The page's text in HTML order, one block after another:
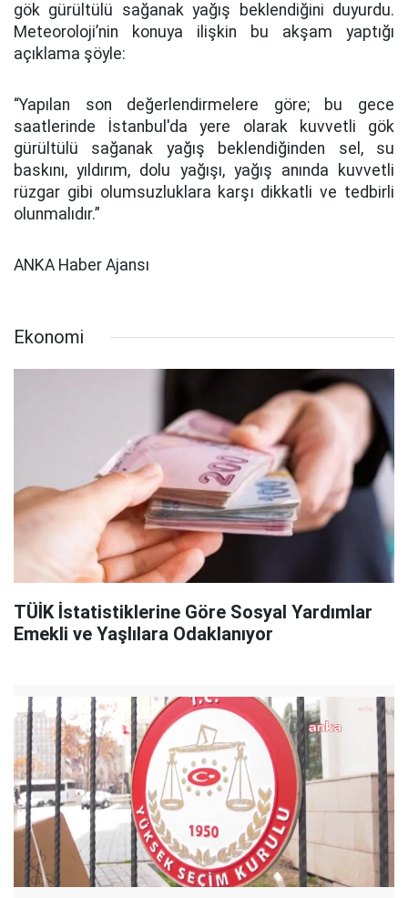
gök gürültülü sağanak yağış beklendiğini duyurdu.
Meteoroloji’nin konuya ilişkin bu akşam yaptığı
açıklama şöyle:
“Yapılan son değerlendirmelere göre; bu gece
saatlerinde İstanbul'da yere olarak kuvvetli gök
gürültülü sağanak yağış beklendiğinden sel, su
baskını, yıldırım, dolu yağışı, yağış anında kuvvetli
rüzgar gibi olumsuzluklara karşı dikkatli ve tedbirli
olunmalıdır.”
ANKA Haber Ajansı
Ekonomi
TÜİK İstatistiklerine Göre Sosyal Yardımlar
Emekli ve Yaşlılara Odaklanıyor